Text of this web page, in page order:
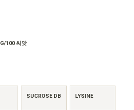
G/100 씨앗
SUCROSE DB LYSINE